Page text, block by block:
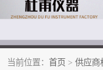
当前位置： 首页 > 供应商
低温冷却液循环泵
旋转蒸发器厂家